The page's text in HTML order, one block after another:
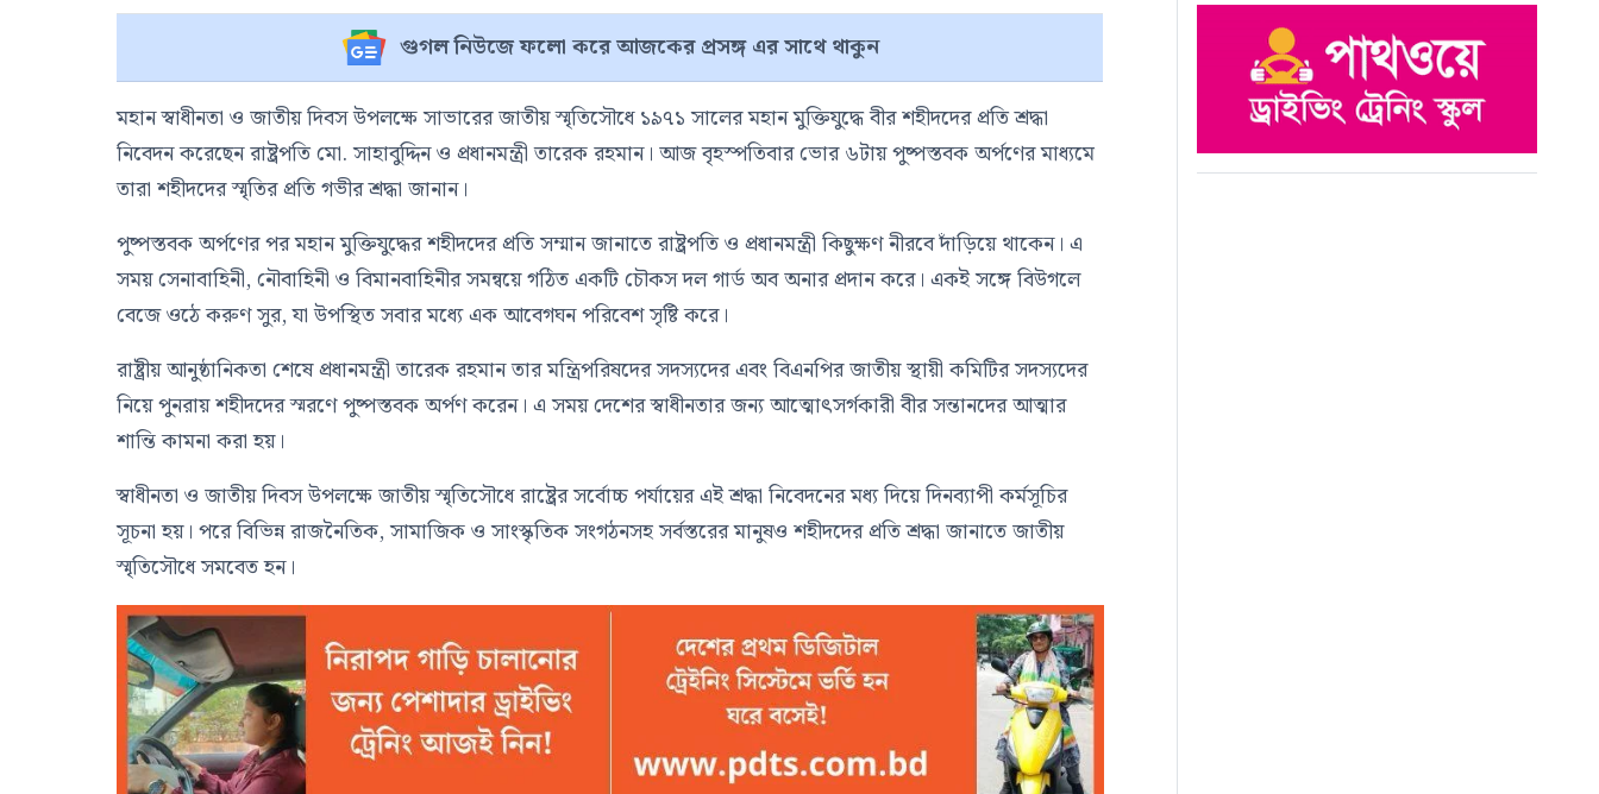
গুগল নিউজে ফলো করে আজকের প্রসঙ্গ এর সাথে থাকুন
মহান স্বাধীনতা ও জাতীয় দিবস উপলক্ষে সাভারের জাতীয় স্মৃতিসৌধে ১৯৭১ সালের মহান মুক্তিযুদ্ধে বীর শহীদদের প্রতি শ্রদ্ধা
নিবেদন করেছেন রাষ্ট্রপতি মো. সাহাবুদ্দিন ও প্রধানমন্ত্রী তারেক রহমান। আজ বৃহস্পতিবার ভোর ৬টায় পুষ্পস্তবক অর্পণের মাধ্যমে
তারা শহীদদের স্মৃতির প্রতি গভীর শ্রদ্ধা জানান।
পুষ্পস্তবক অর্পণের পর মহান মুক্তিযুদ্ধের শহীদদের প্রতি সম্মান জানাতে রাষ্ট্রপতি ও প্রধানমন্ত্রী কিছুক্ষণ নীরবে দাঁড়িয়ে থাকেন। এ
সময় সেনাবাহিনী, নৌবাহিনী ও বিমানবাহিনীর সমন্বয়ে গঠিত একটি চৌকস দল গার্ড অব অনার প্রদান করে। একই সঙ্গে বিউগলে
বেজে ওঠে করুণ সুর, যা উপস্থিত সবার মধ্যে এক আবেগঘন পরিবেশ সৃষ্টি করে।
রাষ্ট্রীয় আনুষ্ঠানিকতা শেষে প্রধানমন্ত্রী তারেক রহমান তার মন্ত্রিপরিষদের সদস্যদের এবং বিএনপির জাতীয় স্থায়ী কমিটির সদস্যদের
নিয়ে পুনরায় শহীদদের স্মরণে পুষ্পস্তবক অর্পণ করেন। এ সময় দেশের স্বাধীনতার জন্য আত্মোৎসর্গকারী বীর সন্তানদের আত্মার
শান্তি কামনা করা হয়।
স্বাধীনতা ও জাতীয় দিবস উপলক্ষে জাতীয় স্মৃতিসৌধে রাষ্ট্রের সর্বোচ্চ পর্যায়ের এই শ্রদ্ধা নিবেদনের মধ্য দিয়ে দিনব্যাপী কর্মসূচির
সূচনা হয়। পরে বিভিন্ন রাজনৈতিক, সামাজিক ও সাংস্কৃতিক সংগঠনসহ সর্বস্তরের মানুষও শহীদদের প্রতি শ্রদ্ধা জানাতে জাতীয়
স্মৃতিসৌধে সমবেত হন।